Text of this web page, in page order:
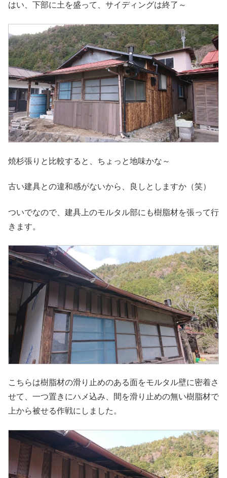
はい、下部に土を盛って、サイディングは終了～
焼杉張りと比較すると、ちょっと地味かな～
古い建具との違和感がないから、良しとしますか（笑）
ついでなので、建具上のモルタル部にも樹脂材を張って行
きます。
こちらは樹脂材の滑り止めのある面をモルタル壁に密着さ
せて、一つ置きにハメ込み、間を滑り止めの無い樹脂材で
上から被せる作戦にしました。